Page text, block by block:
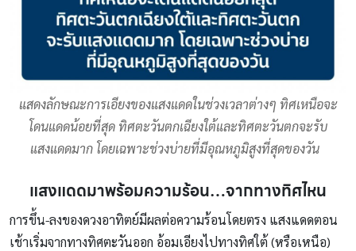
แสดงลักษณะการเอียงของแสงแดดในช่วงเวลาต่างๆ ทิศเหนือจะ
โดนแดดน้อยที่สุด ทิศตะวันตกเฉียงใต้และทิศตะวันตกจะรับ
แสงแดดมาก โดยเฉพาะช่วงบ่ายที่มีอุณหภูมิสูงที่สุดของวัน
แสงแดดมาพร้อมความร้อน…จากทางทิศไหน
การขึ้น-ลงของดวงอาทิตย์มีผลต่อความร้อนโดยตรง แสงแดดตอน
เช้าเริ่มจากทางทิศตะวันออก อ้อมเอียงไปทางทิศใต้ (หรือเหนือ)